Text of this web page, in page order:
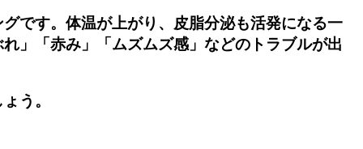
です。体温が上がり、皮脂分泌も活発になる一
」「赤み」「ムズムズ感」などのトラブルが出
う。